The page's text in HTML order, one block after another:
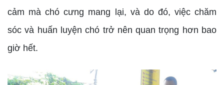
cảm mà chó cưng mang lại, và do đó, việc chăm
sóc và huấn luyện chó trở nên quan trọng hơn bao
giờ hết.